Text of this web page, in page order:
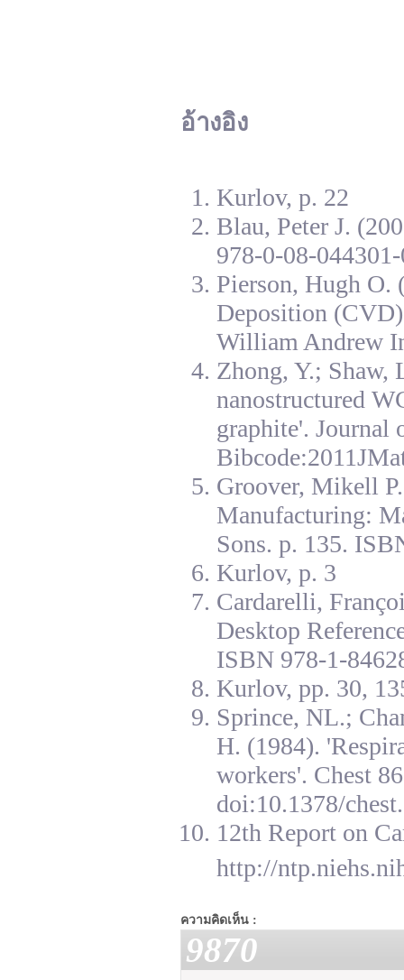
อ้างอิง
Kurlov, p. 22
Blau, Peter J.
978-0-08-
Pierson, Hugh O.
Deposition
William Andrew
Zhong, Y.; Shaw,
nanostructured
graphite'. Journal
Groover, Mikell
Manufacturing:
Sons. p. 135.
Kurlov, p. 3
Cardarelli,
Desktop
ISBN 978-1-
Kurlov, pp. 30,
Sprince, NL.;
H. (1984).
workers'. Chest
doi:10.1378/
12th Report on
http://
ความคิดเห็น :
9870